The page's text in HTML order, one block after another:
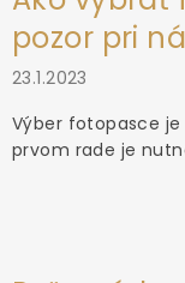
pozor pri
23.1.2023
Výber fotopasce
prvom rade je